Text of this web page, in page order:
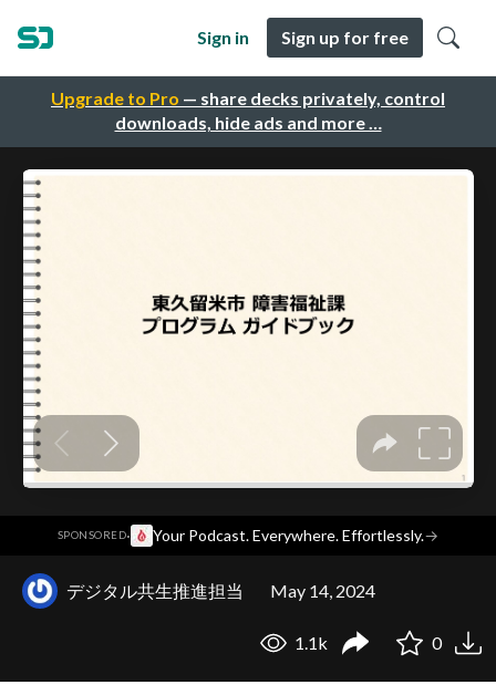
Upgrade to Pro — share decks privately, control
downloads, hide ads and more …
Sign in Sign up for free
SPONSORED· Your Podcast. Everywhere. Effortlessly.→
デジタル共生推進担当 May 14, 2024
1.1k 0